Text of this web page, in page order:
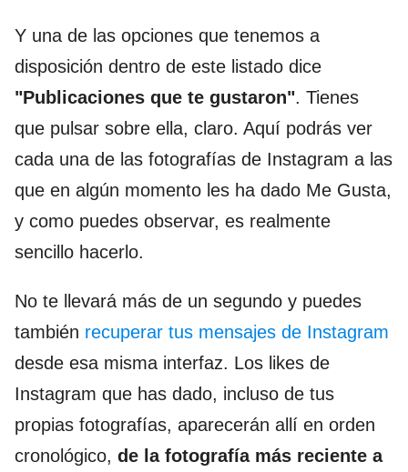
Y una de las opciones que tenemos a
disposición dentro de este listado dice
"Publicaciones que te gustaron". Tienes
que pulsar sobre ella, claro. Aquí podrás ver
cada una de las fotografías de Instagram a las
que en algún momento les ha dado Me Gusta,
y como puedes observar, es realmente
sencillo hacerlo.
No te llevará más de un segundo y puedes
también recuperar tus mensajes de Instagram
desde esa misma interfaz. Los likes de
Instagram que has dado, incluso de tus
propias fotografías, aparecerán allí en orden
cronológico, de la fotografía más reciente a